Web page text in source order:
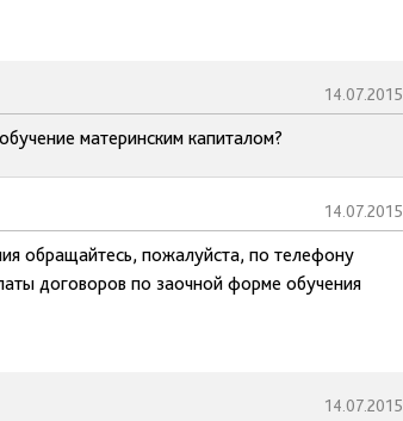
14.07.2015
материнским капиталом?
14.07.2015
обращайтесь, пожалуйста, по телефону
договоров по заочной форме обучения
14.07.2015